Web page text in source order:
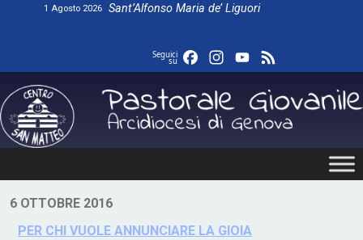
1 Agosto 2026 Sant’Alfonso Maria de’ Liguori
Seguici
su FacebookInstagram
YouTube
6 OTTOBRE 2016
PER CHI VUOLE ANNUNCIARE LA GIOIA